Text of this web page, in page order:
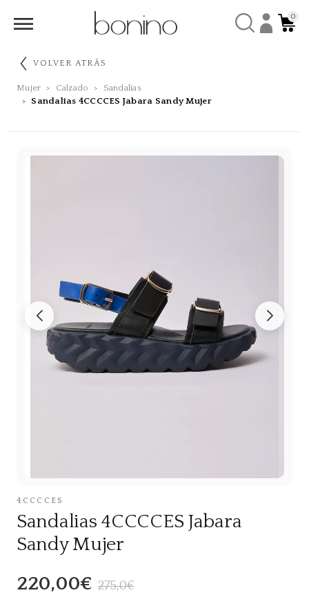
0
VOLVER ATRÁS
Mujer Calzado
Sandalias
Sandalias 4CCCCES Jabara Sandy Mujer
4CCCCES
Sandalias 4CCCCES Jabara
Sandy Mujer
220,00€ 275,0€